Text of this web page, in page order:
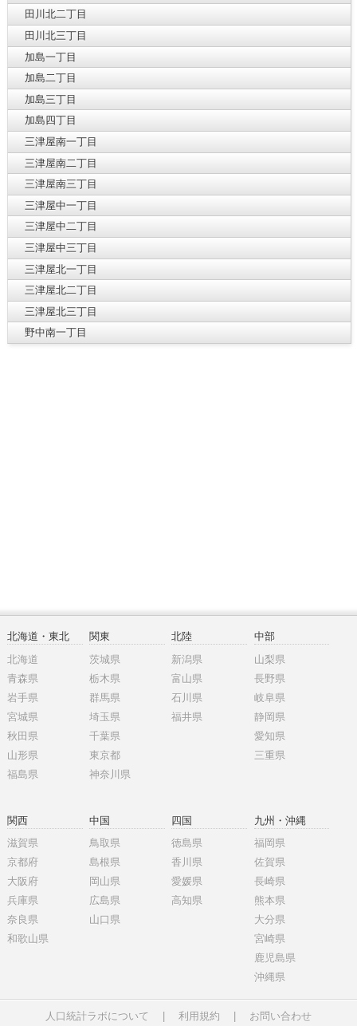
田川北二丁目
田川北三丁目
加島一丁目
加島二丁目
加島三丁目
加島四丁目
三津屋南一丁目
三津屋南二丁目
三津屋南三丁目
三津屋中一丁目
三津屋中二丁目
三津屋中三丁目
三津屋北一丁目
三津屋北二丁目
三津屋北三丁目
野中南一丁目
北海道・東北
北海道
青森県
岩手県
宮城県
秋田県
山形県
福島県
関東
茨城県
栃木県
群馬県
埼玉県
千葉県
東京都
神奈川県
北陸
新潟県
富山県
石川県
福井県
中部
山梨県
長野県
岐阜県
静岡県
愛知県
三重県
関西
滋賀県
京都府
大阪府
兵庫県
奈良県
和歌山県
中国
鳥取県
島根県
岡山県
広島県
山口県
四国
徳島県
香川県
愛媛県
高知県
九州・沖縄
福岡県
佐賀県
長崎県
熊本県
大分県
宮崎県
鹿児島県
沖縄県
人口統計ラボについて 利用規約 お問い合わせ